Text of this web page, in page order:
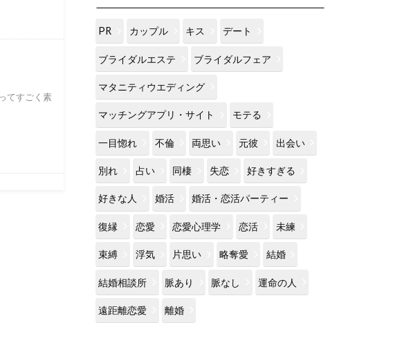
てすごく素
PR カップル キス デート
ブライダルエステ ブライダルフェア
マタニティウエディング
マッチングアプリ・サイト モテる
一目惚れ 不倫 両思い 元彼 出会い
別れ 占い 同棲 失恋 好きすぎる
好きな人 婚活 婚活・恋活パーティー
復縁 恋愛 恋愛心理学 恋活 未練
束縛 浮気 片思い 略奪愛 結婚
結婚相談所 脈あり 脈なし 運命の人
遠距離恋愛 離婚